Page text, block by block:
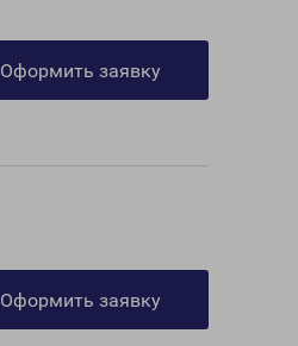
Оформить заявку
Оформить заявку